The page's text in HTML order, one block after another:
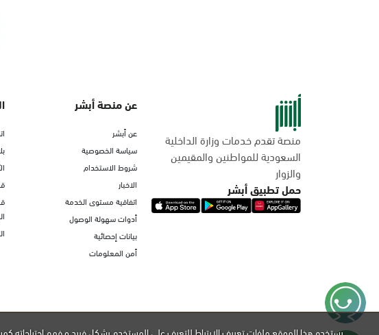
منصة تقدم خدمات وزارة الداخلية
السعودية للمواطنين والمقيمين
والزوار
حمل تطبيق أبشر
عن منصة أبشر
عن أبشر
سياسة الخصوصية
شروط الاستخدام
الاخبار
اتفاقية مستوى الخدمة
أدوات سهولة الوصول
بيانات إحصائية
أمن المعلومات
يستخدم هذا الموقع ملفات تعريف الارتباط للتعرف على المستخدم بشكل فريد و فهم